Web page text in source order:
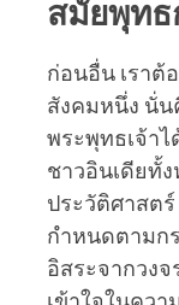
สมัยพุทธ
ก่อนอื่น เราต้
สังคมหนึ่ง นั่
พระพุทธเจ้า
ชาวอินเดียทั้
ประวัติศาสต
กำหนดตามก
อิสระจากวง